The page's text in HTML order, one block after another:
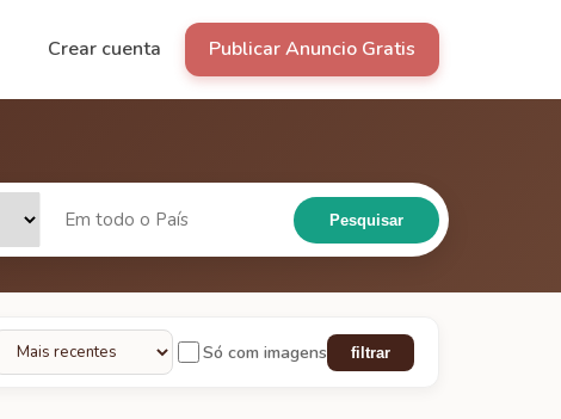
Crear cuenta Publicar Anuncio Gratis
Pesquisar
Só com imagens filtrar